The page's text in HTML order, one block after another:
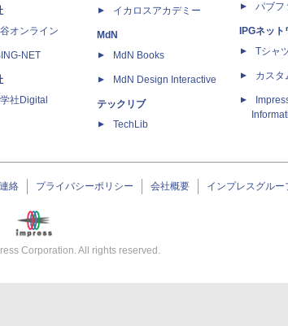
オンライン
NET
社Digital
イカロスアカデミー
MdN
MdN Books
MdN Design Interactive
テックリブ
TechLib
パブフ
IPGネッ
Tシャ
カス
絡 プライバシーポリシー 会社概要 インプレスグルー
Corporation. All rights reserved.